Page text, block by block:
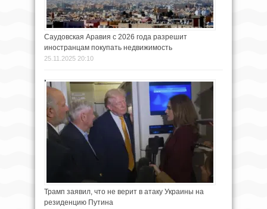
Саудовская Аравия с 2026 года разрешит
иностранцам покупать недвижимость
25.11.2025 20:10
Трамп заявил, что не верит в атаку Украины на
резиденцию Путина